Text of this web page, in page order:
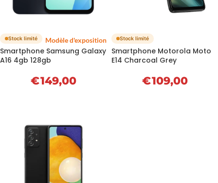
Modèle d'exposition
Stock limité
Smartphone Samsung Galaxy
A16 4gb 128gb
€149,00
Stock limité
Smartphone Motorola Moto
E14 Charcoal Grey
€109,00